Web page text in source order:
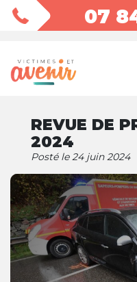
07
REVUE DE
2024
Posté le 24 juin 2024